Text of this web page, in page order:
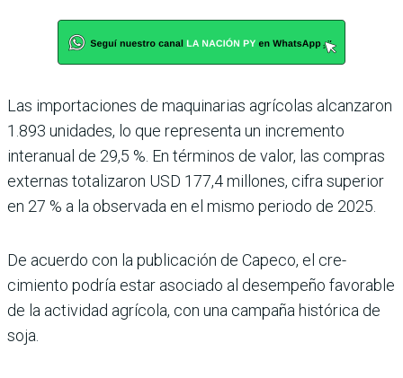
Las importaciones de maquinarias agrícolas alcanzaron
1.893 unidades, lo que representa un incre­mento
interanual de 29,5 %. En términos de valor, las compras
externas tota­lizaron USD 177,4 millo­nes, cifra superior
en 27 % a la observada en el mismo periodo de 2025.
De acuerdo con la publi­cación de Capeco, el cre­
cimiento podría estar asociado al desempeño favo­rable
de la actividad agrí­cola, con una campaña his­tórica de
soja.